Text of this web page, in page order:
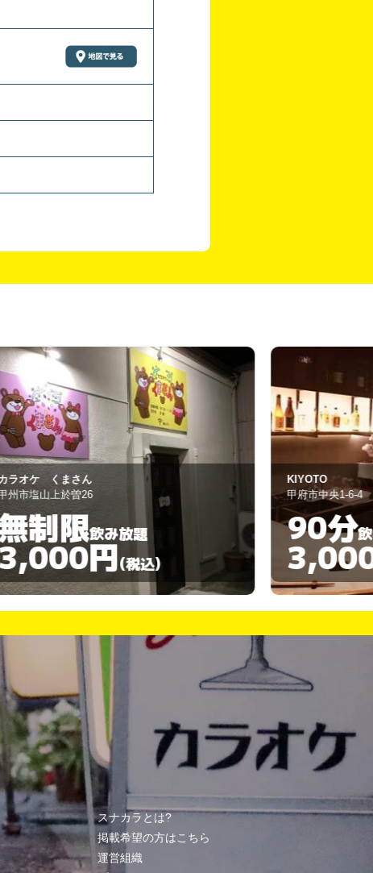
KIYOTO
甲府市中央1-6-4
90分飲み放題
3,000円(税込)
GAGA
甲府市中央1-15-3
120
スナカラとは?
掲載希望の方はこちら
運営組織